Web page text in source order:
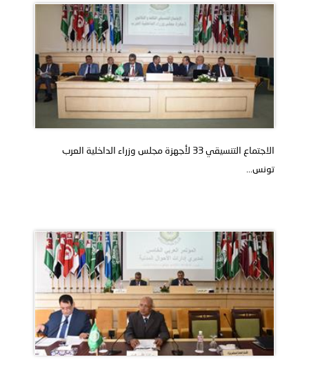
الاجتماع التنسيقي 33 لأجهزة مجلس وزراء الداخلية العرب
تونس...